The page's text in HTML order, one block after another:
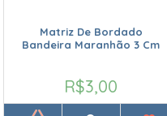
Matriz De Bordado
Bandeira Maranhão 3 Cm
R$3,00